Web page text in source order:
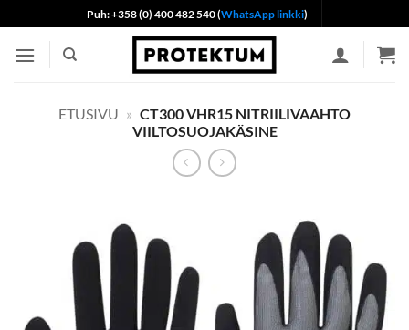
to
content
Puh: +358 (0) 400 482 540 (WhatsApp linkki)
ETUSIVU » CT300 VHR15 NITRIILIVAAHTO
VIILTOSUOJAKÄSINE